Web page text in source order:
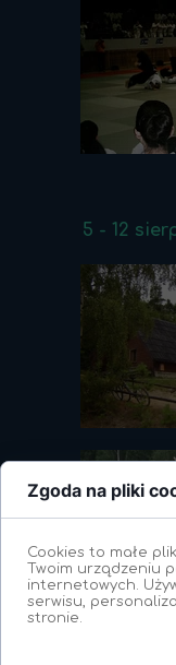
5 - 12
Zgoda na pliki
Cookies to małe
Twoim urządzeniu
internetowych.
serwisu,
stronie.